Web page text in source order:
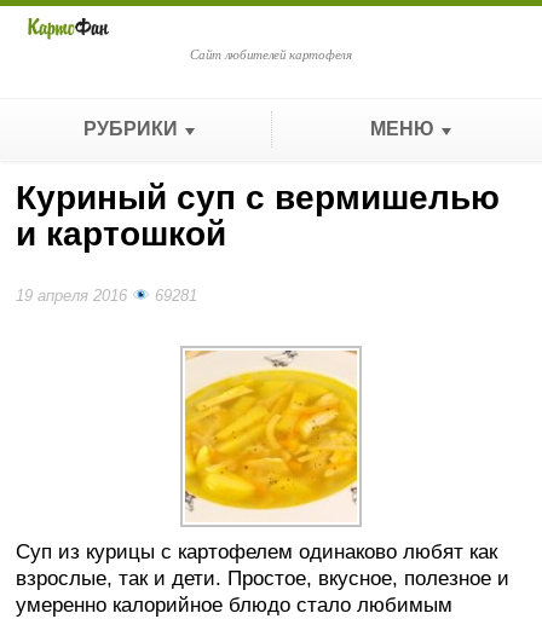
Сайт любителей картофеля
РУБРИКИ МЕНЮ
Куриный суп с вермишелью
и картошкой
19 апреля 2016 69281
Суп из курицы с картофелем одинаково любят как
взрослые, так и дети. Простое, вкусное, полезное и
умеренно калорийное блюдо стало любимым